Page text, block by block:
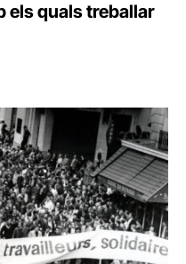
els quals treballar